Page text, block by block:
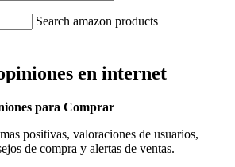
Search amazon products
en internet
para Comprar
positivas, valoraciones de usuarios,
de compra y alertas de ventas.